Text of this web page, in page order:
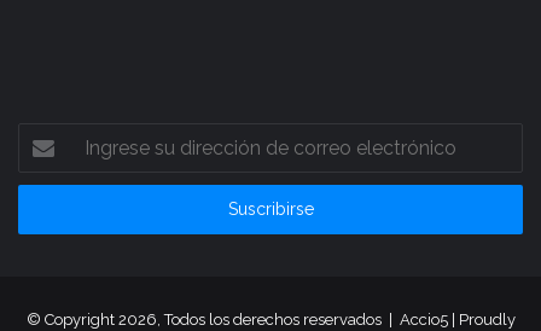
Ingrese
su
dirección
correo
© Copyright 2026, Todos los derechos reservados | Accio5| Proudly